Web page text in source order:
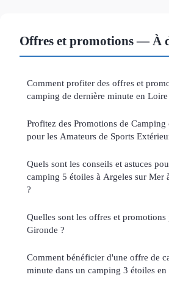
Offres et promotions — À
Comment profiter des offres et
camping de dernière minute en
Profitez des Promotions de
pour les Amateurs de Sports
Quels sont les conseils et astuces
camping 5 étoiles à Argeles sur Mer
?
Quelles sont les offres et
Gironde ?
Comment bénéficier d'une offre de
minute dans un camping 3 étoiles